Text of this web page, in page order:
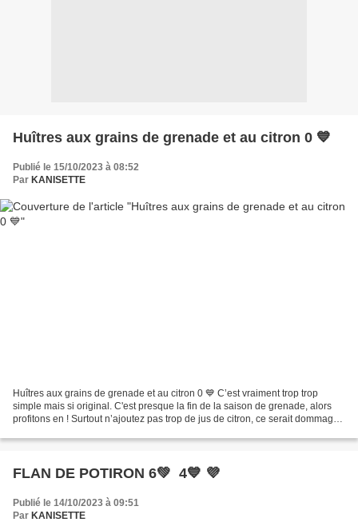
Huîtres aux grains de grenade et au citron 0 💙
Publié le 15/10/2023 à 08:52
Par KANISETTE
Huîtres aux grains de grenade et au citron 0 💙 C’est vraiment trop trop
simple mais si original. C'est presque la fin de la saison de grenade, alors
profitons en ! Surtout n’ajoutez pas trop de jus de citron, ce serait dommage.
FLAN DE POTIRON 6💚 4💙 💜
Publié le 14/10/2023 à 09:51
Par KANISETTE